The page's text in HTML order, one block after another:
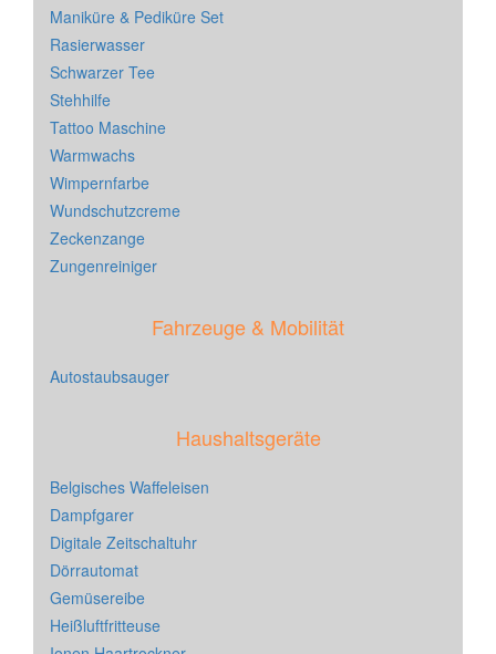
Maniküre & Pediküre Set
Rasierwasser
Schwarzer Tee
Stehhilfe
Tattoo Maschine
Warmwachs
Wimpernfarbe
Wundschutzcreme
Zeckenzange
Zungenreiniger
Fahrzeuge & Mobilität
Autostaubsauger
Haushaltsgeräte
Belgisches Waffeleisen
Dampfgarer
Digitale Zeitschaltuhr
Dörrautomat
Gemüsereibe
Heißluftfritteuse